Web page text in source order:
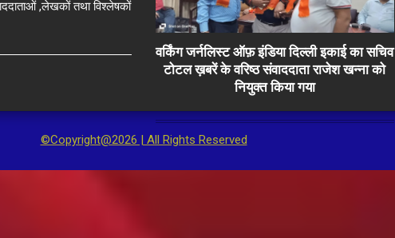
,लेखकों तथा विश्लेषकों
वर्किंग जर्नलिस्ट ऑफ़ इंडिया दिल्ली इकाई का सचिव
टोटल ख़बरें के वरिष्ठ संवाददाता राजेश खन्ना को
नियुक्त किया गया
©Copyright@2026 | All Rights Reserved